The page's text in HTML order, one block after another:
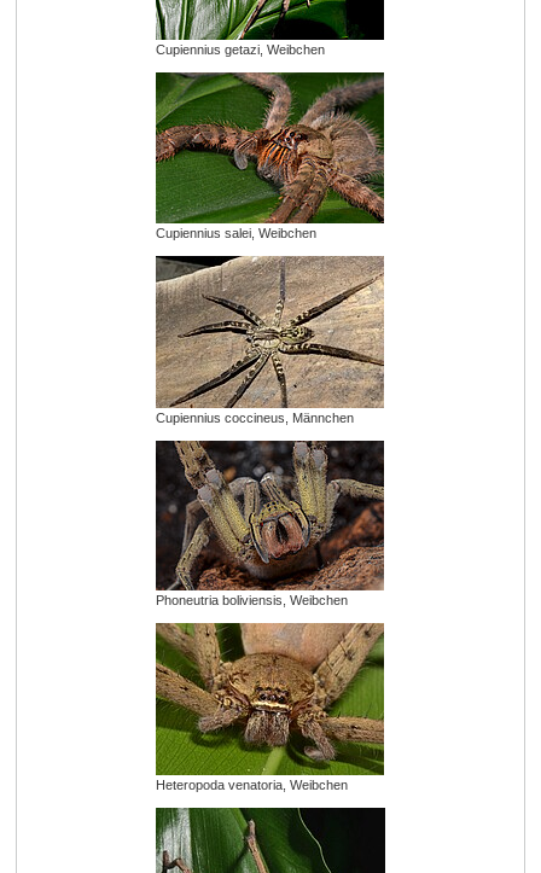
Cupiennius getazi, Weibchen
Cupiennius salei, Weibchen
Cupiennius coccineus, Männchen
Phoneutria boliviensis, Weibchen
Heteropoda venatoria, Weibchen